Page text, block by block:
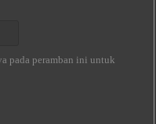
pada peramban ini untuk